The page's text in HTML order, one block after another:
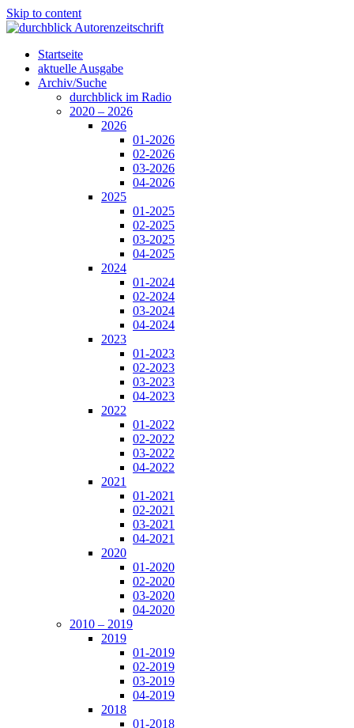
Skip to content
Startseite
aktuelle Ausgabe
Archiv/Suche
durchblick im Radio
2020 – 2026
2026
01-2026
02-2026
03-2026
04-2026
2025
01-2025
02-2025
03-2025
04-2025
2024
01-2024
02-2024
03-2024
04-2024
2023
01-2023
02-2023
03-2023
04-2023
2022
01-2022
02-2022
03-2022
04-2022
2021
01-2021
02-2021
03-2021
04-2021
2020
01-2020
02-2020
03-2020
04-2020
2010 – 2019
2019
01-2019
02-2019
03-2019
04-2019
2018
01-2018